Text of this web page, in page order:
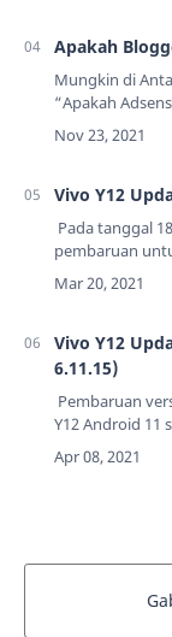
Apakah
Mungkin di
“Apakah
informasi yang
Vivo Y12
Pada tanggal
pembaruan
dengan size
Y12 ini dibekali
Vivo Y12
6.11.15)
Pembaruan
Y12 Android 11
muncul di